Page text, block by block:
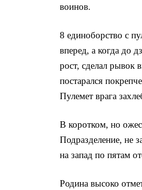
воинов.
8 единоборство с
вперед, а когда до
рост, сделал рывок
постарался
Пулемет врага
В коротком, но
Подразделение, не
на запад по пятам
Родина высоко